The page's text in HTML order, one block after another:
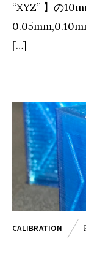
“XYZ” 】の
[…]
CALIBRATION